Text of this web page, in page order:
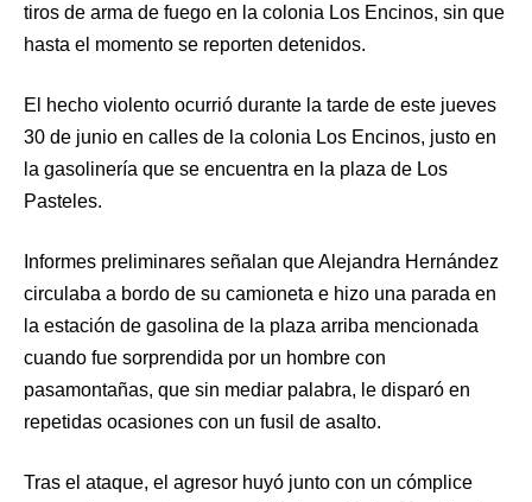
tiros de arma de fuego en la colonia Los Encinos, sin que
hasta el momento se reporten detenidos.
El hecho violento ocurrió durante la tarde de este jueves
30 de junio en calles de la colonia Los Encinos, justo en
la gasolinería que se encuentra en la plaza de Los
Pasteles.
Informes preliminares señalan que Alejandra Hernández
circulaba a bordo de su camioneta e hizo una parada en
la estación de gasolina de la plaza arriba mencionada
cuando fue sorprendida por un hombre con
pasamontañas, que sin mediar palabra, le disparó en
repetidas ocasiones con un fusil de asalto.
Tras el ataque, el agresor huyó junto con un cómplice